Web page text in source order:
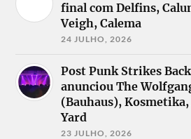
final com Delfins,
Veigh, Calema
24 JULHO, 2026
Post Punk Strikes
anunciou The
(Bauhaus),
Yard
23 JULHO, 2026